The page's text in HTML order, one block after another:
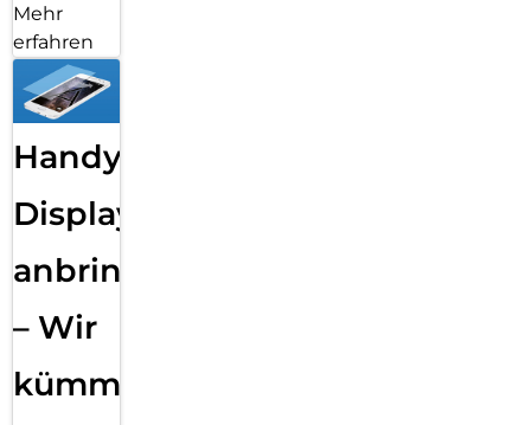
Mehr
erfahren
Handy
Displayfolie
anbringen
– Wir
kümmern